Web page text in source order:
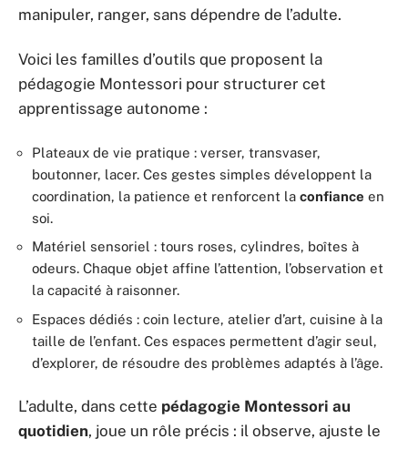
manipuler, ranger, sans dépendre de l’adulte.
Voici les familles d’outils que proposent la
pédagogie Montessori pour structurer cet
apprentissage autonome :
Plateaux de vie pratique : verser, transvaser,
boutonner, lacer. Ces gestes simples développent la
coordination, la patience et renforcent la confiance en
soi.
Matériel sensoriel : tours roses, cylindres, boîtes à
odeurs. Chaque objet affine l’attention, l’observation et
la capacité à raisonner.
Espaces dédiés : coin lecture, atelier d’art, cuisine à la
taille de l’enfant. Ces espaces permettent d’agir seul,
d’explorer, de résoudre des problèmes adaptés à l’âge.
L’adulte, dans cette pédagogie Montessori au
quotidien, joue un rôle précis : il observe, ajuste le